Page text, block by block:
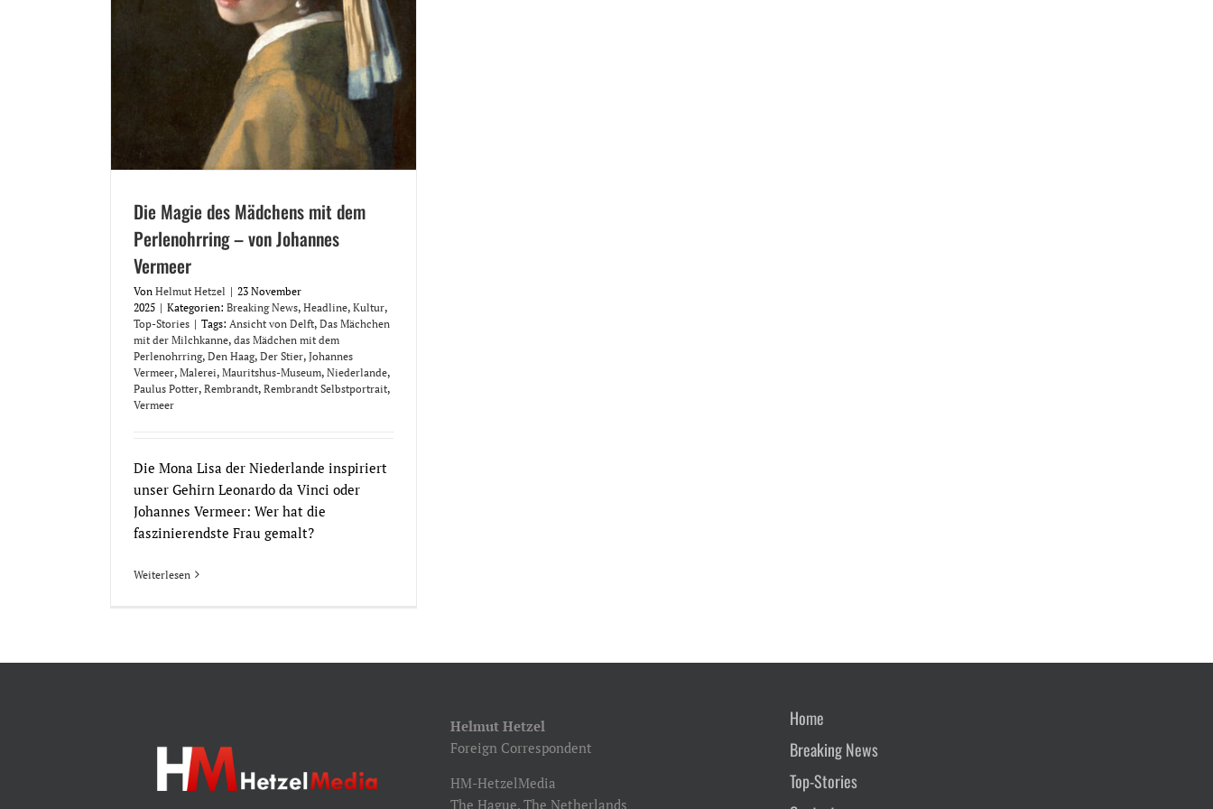
Die Magie des Mädchens mit dem
Perlenohrring – von Johannes
Vermeer
Von Helmut Hetzel | 23 November
2025 | Kategorien: Breaking News, Headline, Kultur,
Top-Stories | Tags: Ansicht von Delft, Das Mächchen
mit der Milchkanne, das Mädchen mit dem
Perlenohrring, Den Haag, Der Stier, Johannes
Vermeer, Malerei, Mauritshus-Museum, Niederlande,
Paulus Potter, Rembrandt, Rembrandt Selbstportrait,
Vermeer
Die Mona Lisa der Niederlande inspiriert
unser Gehirn Leonardo da Vinci oder
Johannes Vermeer: Wer hat die
faszinierendste Frau gemalt?
Weiterlesen
Helmut Hetzel
Foreign Correspondent
HM-HetzelMedia
The Hague, The Netherlands
Home
Breaking News
Top-Stories